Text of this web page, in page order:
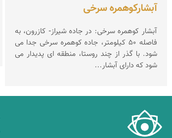
آبشاركوهمره سرخی
آبشار كوهمره سرخی: در جاده شیراز- كازرون، به
فاصله 50 كیلومتر، جاده كوهمره سرخی جدا می
شود. با گذر از چند روستا، منطقه ای پدیدار می
شود كه دارای آبشار...